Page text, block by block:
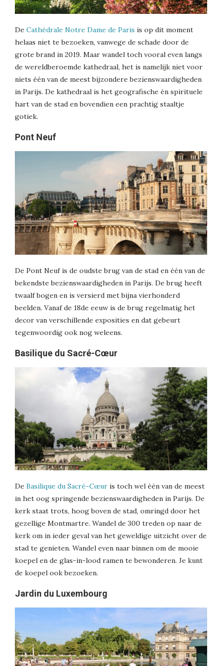
De Cathédrale Notre Dame de Paris is op dit moment
helaas niet te bezoeken, vanwege de schade door de
grote brand in 2019. Maar wandel toch vooral even langs
de wereldberoemde kathedraal, het is namelijk niet voor
niets één van de meest bijzondere bezienswaardigheden
in Parijs. De kathedraal is het geografische én spirituele
hart van de stad en bovendien een prachtig staaltje
gotiek.
Pont Neuf
De Pont Neuf is de oudste brug van de stad en één van de
bekendste bezienswaardigheden in Parijs. De brug heeft
twaalf bogen en is versierd met bijna vierhonderd
beelden. Vanaf de 18de eeuw is de brug regelmatig het
decor van verschillende exposities en dat gebeurt
tegenwoordig ook nog weleens.
Basilique du Sacré-Cœur
De Basilique du Sacré-Cœur is toch wel één van de meest
in het oog springende bezienswaardigheden in Parijs. De
kerk staat trots, hoog boven de stad, omringd door het
gezellige Montmartre. Wandel de 300 treden op naar de
kerk om in ieder geval van het geweldige uitzicht over de
stad te genieten. Wandel even naar binnen om de mooie
koepel en de glas-in-lood ramen te bewonderen. Je kunt
de koepel ook bezoeken.
Jardin du Luxembourg